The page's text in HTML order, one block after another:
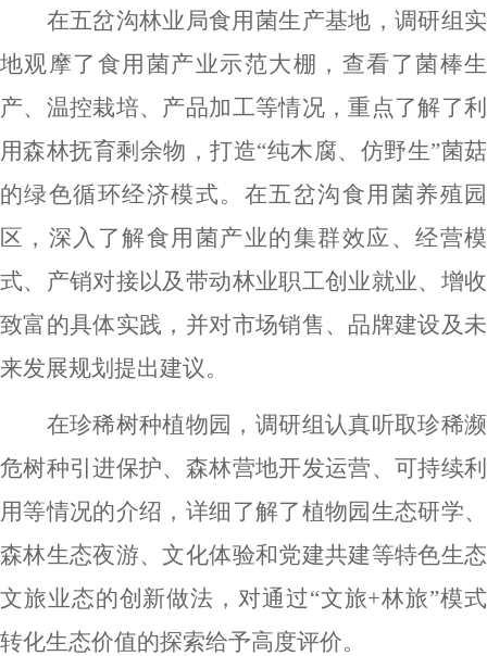
在五岔沟林业局食用菌生产基地，调研组实
地观摩了食用菌产业示范大棚，查看了菌棒生
产、温控栽培、产品加工等情况，重点了解了利
用森林抚育剩余物，打造“纯木腐、仿野生”菌菇
的绿色循环经济模式。在五岔沟食用菌养殖园
区，深入了解食用菌产业的集群效应、经营模
式、产销对接以及带动林业职工创业就业、增收
致富的具体实践，并对市场销售、品牌建设及未
来发展规划提出建议。
在珍稀树种植物园，调研组认真听取珍稀濒
危树种引进保护、森林营地开发运营、可持续利
用等情况的介绍，详细了解了植物园生态研学、
森林生态夜游、文化体验和党建共建等特色生态
文旅业态的创新做法，对通过“文旅+林旅”模式
转化生态价值的探索给予高度评价。